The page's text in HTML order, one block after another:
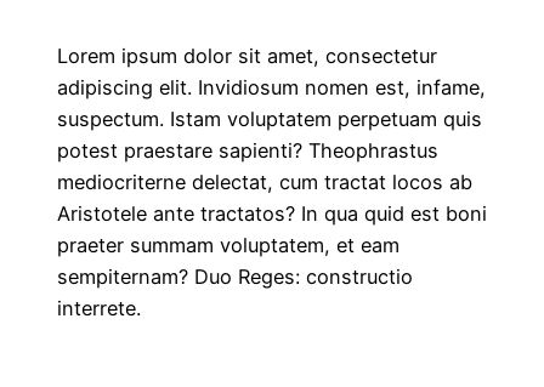
Lorem ipsum dolor sit amet, consectetur
adipiscing elit. Invidiosum nomen est, infame,
suspectum. Istam voluptatem perpetuam quis
potest praestare sapienti? Theophrastus
mediocriterne delectat, cum tractat locos ab
Aristotele ante tractatos? In qua quid est boni
praeter summam voluptatem, et eam
sempiternam? Duo Reges: constructio
interrete.